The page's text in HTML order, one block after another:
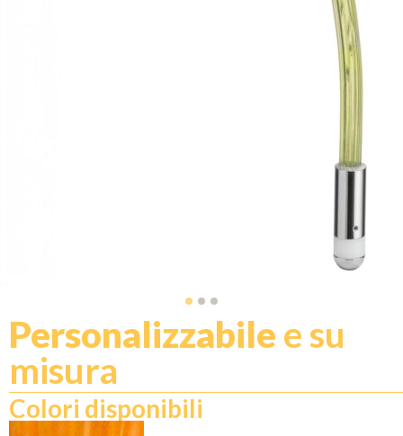
Personalizzabile e su
misura
Colori disponibili